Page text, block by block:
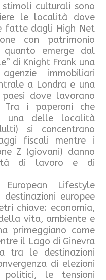
stimoli culturali sono
le località dove
fatte dagli High Net
con patrimonio
emerge dal
di Knight Frank una
immobiliari
a Londra e una
dove lavorano
i paperoni che
una delle località
si concentrano
fiscali mentre i
Z (giovani) danno
di lavoro e di
Lifestyle
europee
chiave: economia,
vita, ambiente e
primeggiano come
il Lago di Ginevra
tra le destinazioni
di elezioni
politici, le tensioni